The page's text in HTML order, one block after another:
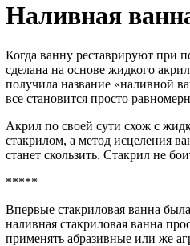
Наливная
Когда ванну реставрируют при
сделана на основе жидкого
получила название «наливной
все становится просто
Акрил по своей сути схож с
стакрилом, а метод исцеления
станет скользить. Стакрил не
*****
Впервые стакриловая ванна
наливная стакриловая ванна
применять абразивные или же